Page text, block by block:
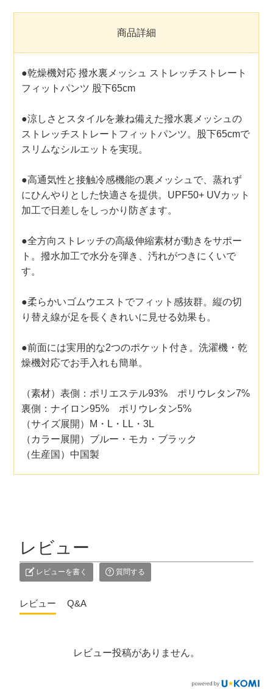
商品詳細
●乾燥機対応 撥水裏メッシュ ストレッチストレート
フィットパンツ 股下65cm
●涼しさとスタイルを兼ね備えた撥水裏メッシュの
ストレッチストレートフィットパンツ。股下65cmで
スリムなシルエットを実現。
●高通気性と接触冷感機能の裏メッシュで、蒸れず
にひんやりとした快適さを提供。UPF50+ UVカット
加工で日差しをしっかり防ぎます。
●全方向ストレッチの高級伸縮素材が動きをサポー
ト。撥水加工で水分を弾き、汚れがつきにくいで
す。
●柔らかいゴムウエストでフィット感抜群。縦の切
り替え線が足を長くきれいに見せる効果も。
●前面には実用的な2つのポケット付き。洗濯機・乾
燥機対応でお手入れも簡単。
（素材）表側：ポリエステル93% ポリウレタン7%
裏側：ナイロン95% ポリウレタン5%
（サイズ展開）M・L・LL・3L
（カラー展開）ブルー・モカ・ブラック
（生産国）中国製
レビュー
レビューを書く 質問する
レビュー Q&A
レビュー投稿がありません。